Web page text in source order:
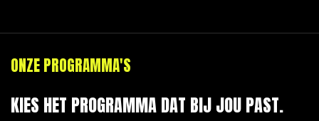
ONZE PROGRAMMA'S
KIES HET PROGRAMMA DAT BIJ JOU PAST.